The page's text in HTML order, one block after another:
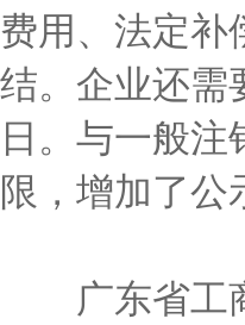
费用、法定补
结。企业还需
日。与一般
限，增加了
广东省工商